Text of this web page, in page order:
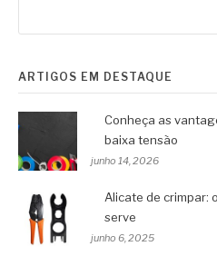
ARTIGOS EM DESTAQUE
Conheça as
baixa tensão
junho 14, 2026
Alicate de crimpar:
serve
junho 6, 2025